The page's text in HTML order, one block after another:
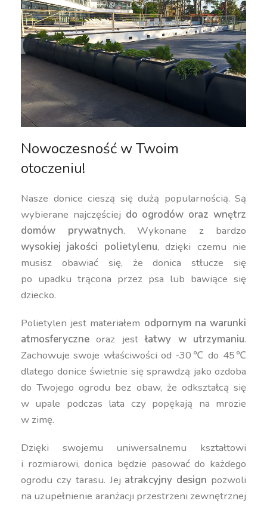
Nowoczesność w Twoim
otoczeniu!
Nasze donice cieszą się dużą popularnością. Są
wybierane najczęściej do ogrodów oraz wnętrz
domów prywatnych. Wykonane z bardzo
wysokiej jakości polietylenu, dzięki czemu nie
musisz obawiać się, że donica stłucze się
po upadku trącona przez psa lub bawiące się
dziecko.
Polietylen jest materiałem odpornym na warunki
atmosferyczne oraz jestłatwy w utrzymaniu.
Zachowuje swoje właściwości od -30℃ do 45℃
dlatego donice świetnie się sprawdzą jako ozdoba
do Twojego ogrodu bez obaw, że odkształcą się
w upale podczas lata czy popękają na mrozie
w zimę.
Dzięki swojemu uniwersalnemu kształtowi
i rozmiarowi, donica będzie pasować do każdego
ogrodu czy tarasu. Jej atrakcyjny design pozwoli
na uzupełnienie aranżacji przestrzeni zewnętrznej